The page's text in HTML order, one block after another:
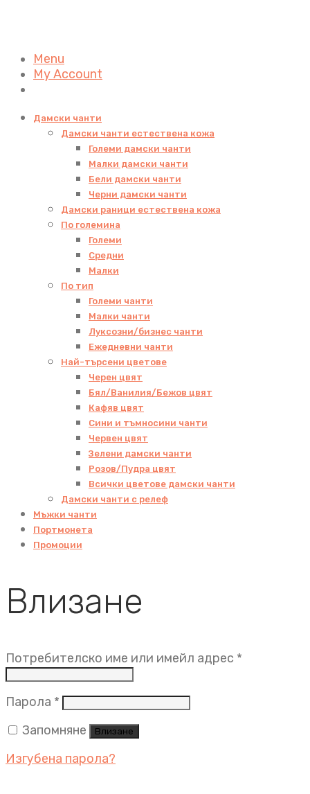
Menu
My Account
Дамски чанти
Дамски чанти естествена кожа
Големи дамски чанти
Малки дамски чанти
Бели дамски чанти
Черни дамски чанти
Дамски раници естествена кожа
По големина
Големи
Средни
Малки
По тип
Големи чанти
Малки чанти
Луксозни/бизнес чанти
Ежедневни чанти
Най-търсени цветове
Черен цвят
Бял/Ванилия/Бежов цвят
Кафяв цвят
Сини и тъмносини чанти
Червен цвят
Зелени дамски чанти
Розов/Пудра цвят
Всички цветове дамски чанти
Дамски чанти с релеф
Мъжки чанти
Портмонета
Промоции
Влизане
Потребителско име или имейл адрес *
Парола * Задължително
Запомняне
Влизане
Изгубена парола?